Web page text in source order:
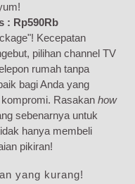
: Rp590Rb
Kecepatan
pilihan channel TV
rumah tanpa
bagi Anda yang
Rasakan how
sebenarnya untuk
hanya membeli
pikiran!
yang kurang!